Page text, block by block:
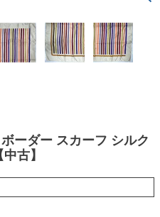
ーダー スカーフ シルク
古】